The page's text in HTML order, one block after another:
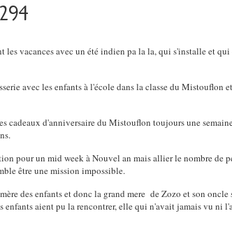
les vacances avec un été indien pa la la, qui s'installe et
avec les enfants à l'école dans la classe du Mistouflon
cadeaux d'anniversaire du Mistouflon toujours une
pour un mid week à Nouvel an mais allier le nombre de
être une mission impossible.
des enfants et donc la grand mere de Zozo et son oncle
enfants aient pu la rencontrer, elle qui n'avait jamais vu ni